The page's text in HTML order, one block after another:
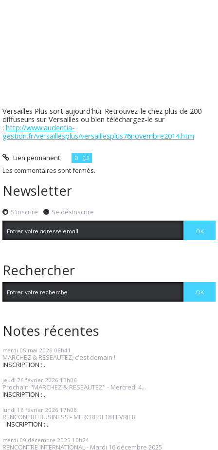
Versailles Plus sort aujourd'hui. Retrouvez-le chez plus de 200
diffuseurs sur Versailles ou bien téléchargez-le sur
: http://www.audentia-
gestion.fr/versaillesplus/versaillesplus76novembre2014.htm
Lien permanent
0
Les commentaires sont fermés.
Newsletter
S'inscrire Se désinscrire
Rechercher
Notes récentes
mardi 05 mai 2026 08h41
MARCHEZ & RESEAUTEZ, c'est demain !
INSCRIPTION :...
jeudi 26 février 2026 13h06
Prochain "MARCHEZ & RESEAUTEZ" - Mercredi 4...
INSCRIPTION :...
lundi 16 février 2026 17h08
RENCONTRE BUSINESS - MERCREDI 18 FEVRIER
INSCRIPTION :...
mardi 09 décembre 2025 10h24
RENCONTRE INTERNATIONAL - Mardi 16 décembre 2025